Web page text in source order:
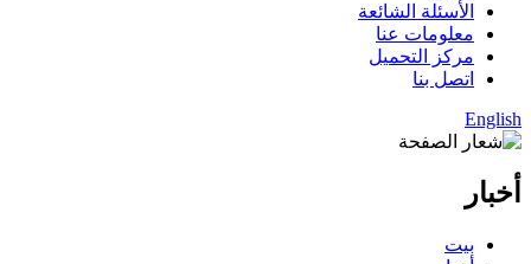
الأسئلة الشائعة
معلومات عنا
مركز التحميل
اتصل بنا
English
أخبار
بيت